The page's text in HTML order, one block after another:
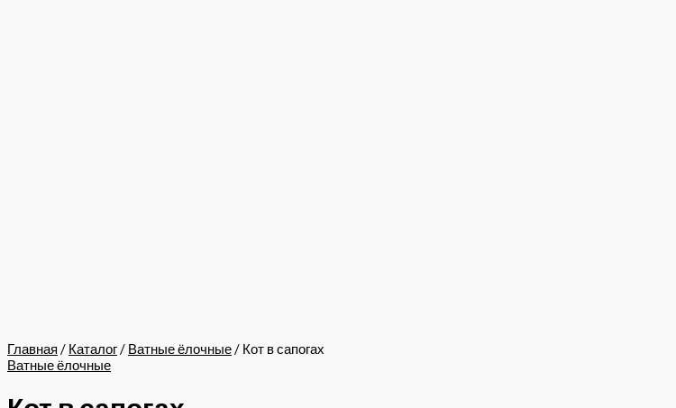
Главная / Каталог/ Ватные ёлочные/ Кот в сапогах
Ватные ёлочные